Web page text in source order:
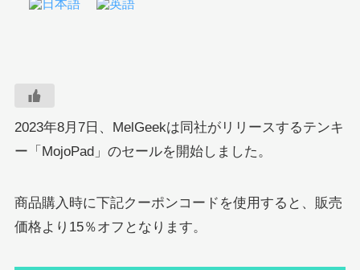
2023年8月7日、MelGeekは同社がリリースするテンキ
ー「MojoPad」のセールを開始しました。
商品購入時に下記クーポンコードを使用すると、販売
価格より15％オフとなります。